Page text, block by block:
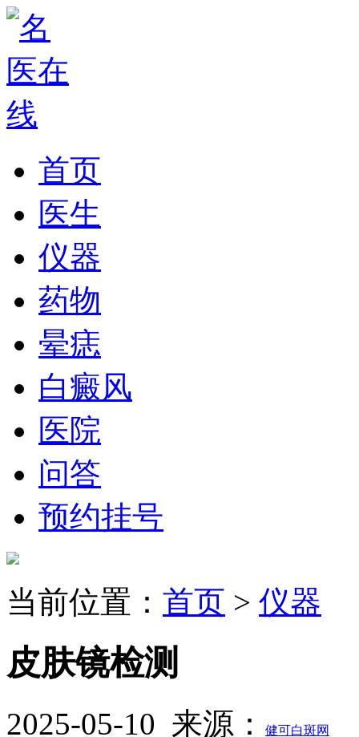
首页
医生
仪器
药物
晕痣
白癜风
医院
问答
预约挂号
当前位置： 首页 > 仪器
皮肤镜检测
2025-05-10 来源： 健可白斑网